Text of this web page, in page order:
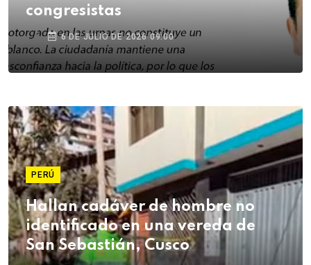
congresistas
6 DE JULIO DE 2026 09:00
PERÚ
Hallan cadáver de hombre no
identificado en una vereda de
San Sebastián, Cusco